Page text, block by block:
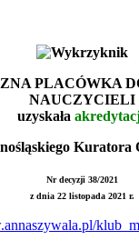
PLACÓWKA
NAUCZYCIELI
uzyskała
Kuratora
Nr decyzji 38/2021
z dnia 22 listopada 2021 r.